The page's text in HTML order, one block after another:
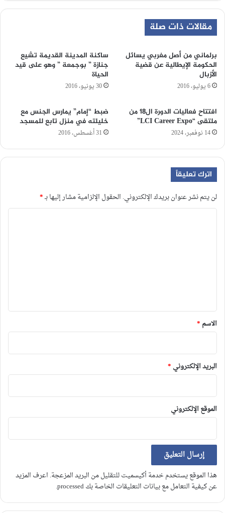
مقالات ذات صلة
برلماني من أصل مغربي يسائل
الحكومة الإيطالية عن قضية
الأزبال
6 يوليو، 2016
ساكنة المدينة القديمة تشيع
جنازة ” بوجمعة ” وهو على قيد
الحياة
30 يونيو، 2016
افتتاح فعاليات الدورة ال18 من
ملتقى “LCI Career Expo”
14 نوفمبر، 2024
ضبط “إمام” يمارس الجنس مع
خليلته في منزل تابع للمسجد
31 أغسطس، 2016
اترك تعليقاً
لن يتم نشر عنوان بريدك الإلكتروني. الحقول الإلزامية مشار إليها بـ*
*
الاسم *
البريد الإلكتروني *
الموقع الإلكتروني
هذا الموقع يستخدم خدمة أكيسميت للتقليل من البريد المزعجة. اعرف المزيد
عن كيفية التعامل مع بيانات التعليقات الخاصة بك processed
.